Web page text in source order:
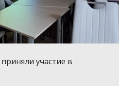
участие в